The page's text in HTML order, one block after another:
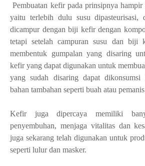
Pembuatan kefir pada prinsipnya
yaitu terlebih dulu susu dipasteurisasi,
dicampur dengan biji kefir dengan
tetapi setelah campuran susu dan biji
membentuk gumpalan yang disaring
kefir yang dapat digunakan untuk
yang sudah disaring dapat dikonsumsi
bahan tambahan seperti buah atau
Kefir juga dipercaya memiliki
penyembuhan, menjaga vitalitas dan
juga sekarang telah digunakan untuk
seperti lulur dan masker.